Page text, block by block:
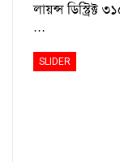
লায়ন্স
…
SLIDER